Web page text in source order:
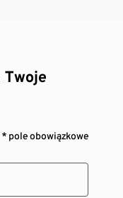
Twoje
* pole obowiązkowe